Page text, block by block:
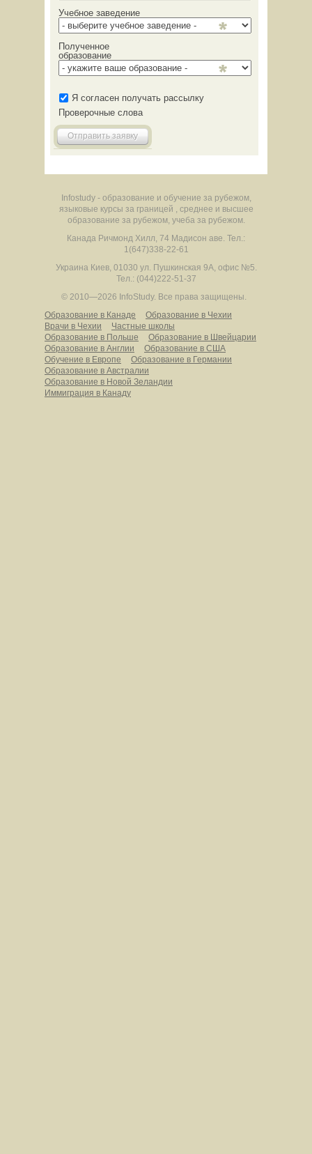
Учебное заведение
Полученное
образование
Я согласен получать рассылку
Проверочные слова
Отправить заявку
Infostudy - образование и обучение за рубежом,
языковые курсы за границей , среднее и высшее
образование за рубежом, учеба за рубежом.
Канада Ричмонд Хилл, 74 Мадисон аве. Тел.:
1(647)338-22-61
Украина Киев, 01030 ул. Пушкинская 9А, офис №5.
Тел.: (044)222-51-37
© 2010—2026 InfoStudy. Все права защищены.
Образование в Канаде
Образование в Чехии
Врачи в Чехии
Частные школы
Образование в Польше
Образование в Швейцарии
Образование в Англии
Образование в США
Обучение в Европе
Образование в Германии
Образование в Австралии
Образование в Новой Зеландии
Иммиграция в Канаду